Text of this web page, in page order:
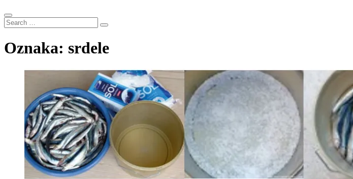
Search
…
Oznaka: srdele